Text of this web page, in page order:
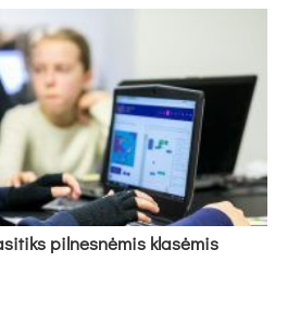
pil­nes­nė­mis kla­sė­mis